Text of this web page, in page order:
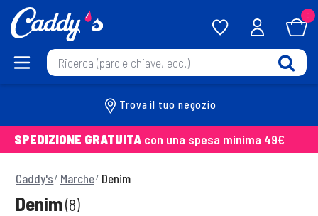
0
Trova il tuo negozio
SPEDIZIONE GRATUITA con una spesa minima 49€
Caddy's Marche Denim
Denim(8)